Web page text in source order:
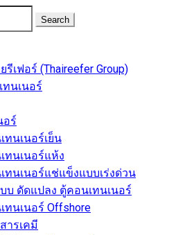
Search
เฟอร์ (Thaireefer Group)
นเนอร์
อร์
ทนเนอร์เย็น
ทนเนอร์แห้ง
ทนเนอร์แช่แข็งแบบเร่งด่วน
บ ดัดแปลง ตู้คอนเทนเนอร์
ทนเนอร์ Offshore
ารเคมี